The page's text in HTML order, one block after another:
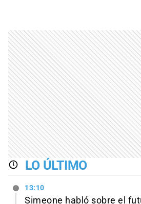
LO ÚLTIMO
13:10
Simeone habló sobre el